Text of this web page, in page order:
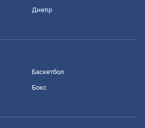
Днепр
Баскетбол
Бокс